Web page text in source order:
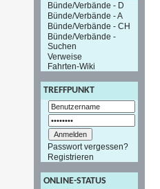
Bünde/Verbände - D
Bünde/Verbände - A
Bünde/Verbände - CH
Bünde/Verbände -
Suchen
Verweise
Fahrten-Wiki
TREFFPUNKT
Passwort vergessen?
Registrieren
ONLINE-STATUS